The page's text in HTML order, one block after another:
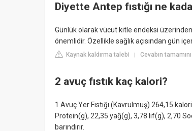
Diyette Antep fıstığı ne
Günlük olarak vücut kitle endeksi
önemlidir. Özellikle sağlık açısından gün
Kaynak kaldırma talebi | Cevabın
2 avuç fıstık kaç kalori?
1 Avuç Yer Fıstığı (Kavrulmuş) 264,15
Protein(g), 22,35 yağ(g), 3,78 lif(g), 2,70
barındırır.